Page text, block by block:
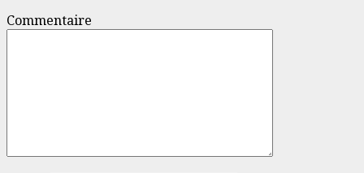
Commentaire